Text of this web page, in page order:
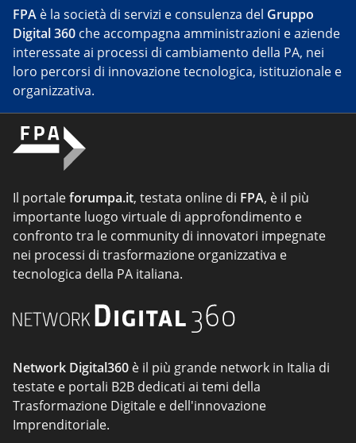
FPA è la società di servizi e consulenza del Gruppo
Digital 360 che accompagna amministrazioni e aziende
interessate ai processi di cambiamento della PA, nei
loro percorsi di innovazione tecnologica, istituzionale e
organizzativa.
Il portaleforumpa.it, testata online di FPA, è il più
importante luogo virtuale di approfondimento e
confronto tra le community di innovatori impegnate
nei processi di trasformazione organizzativa e
tecnologica della PA italiana.
Network Digital360 è il più grande network in Italia di
testate e portali B2B dedicati ai temi della
Trasformazione Digitale e dell'innovazione
Imprenditoriale.